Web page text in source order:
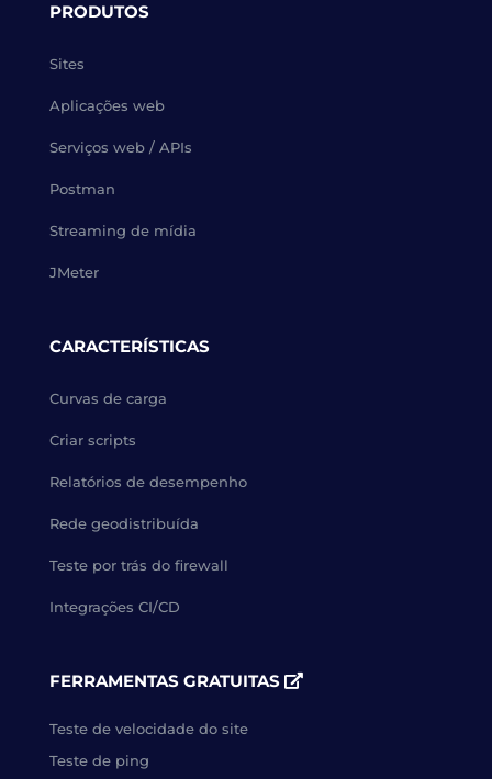
PRODUTOS
Sites
Aplicações web
Serviços web / APIs
Postman
Streaming de mídia
JMeter
CARACTERÍSTICAS
Curvas de carga
Criar scripts
Relatórios de desempenho
Rede geodistribuída
Teste por trás do firewall
Integrações CI/CD
FERRAMENTAS GRATUITAS
Teste de velocidade do site
Teste de ping